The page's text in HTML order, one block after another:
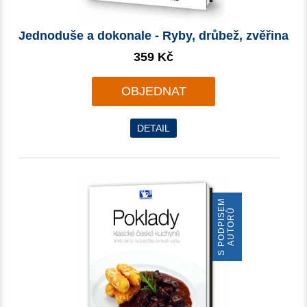
Jednoduše a dokonale - Ryby, drůbež, zvěřina
359 Kč
OBJEDNAT
DETAIL
S
P
O
D
P
I
S
E
M
A
U
T
O
RŮ